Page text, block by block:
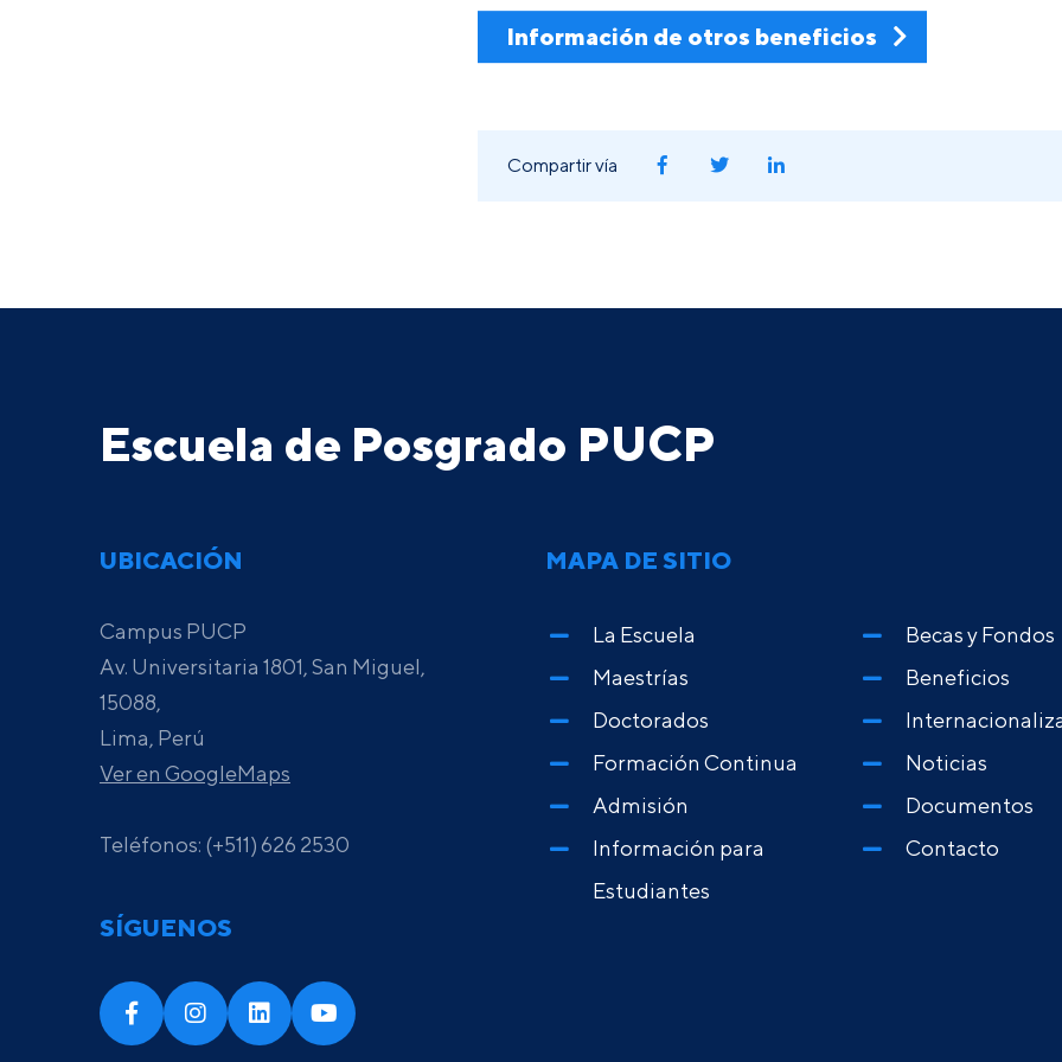
Información de otros beneficios
Compartir vía
Escuela de Posgrado PUCP
UBICACIÓN
Campus PUCP
Av. Universitaria 1801, San Miguel,
15088,
Lima, Perú
Ver en GoogleMaps
Teléfonos: (+511) 626 2530
SÍGUENOS
MAPA DE SITIO
La Escuela
Maestrías
Doctorados
Formación Continua
Admisión
Información para
Estudiantes
Becas y Fondos
Beneficios
Noticias
Documentos
Contacto